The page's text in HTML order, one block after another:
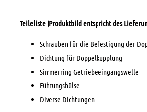
Teileliste (Produktbild entspricht des
Schrauben für die Befestigung der
Dichtung für Doppelkupplung
Simmerring Getriebeeingangswelle
Führungshülse
Diverse Dichtungen